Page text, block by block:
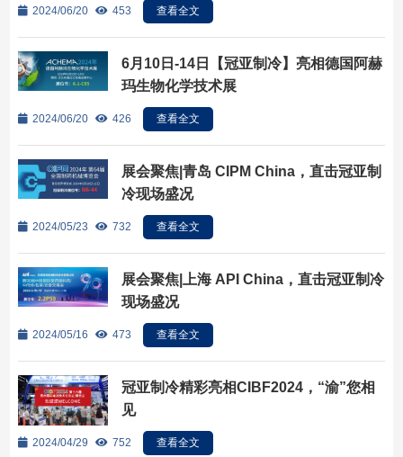
2024/06/20 453 查看全文
6月10日-14日【冠亚制冷】亮相德国阿赫
玛生物化学技术展
2024/06/20 426 查看全文
展会聚焦|青岛 CIPM China，直击冠亚制
冷现场盛况
2024/05/23 732 查看全文
展会聚焦|上海 API China，直击冠亚制冷
现场盛况
2024/05/16 473 查看全文
冠亚制冷精彩亮相CIBF2024，“渝”您相
见
2024/04/29 752 查看全文